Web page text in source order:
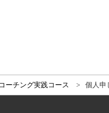
コーチング実践コース 個人申